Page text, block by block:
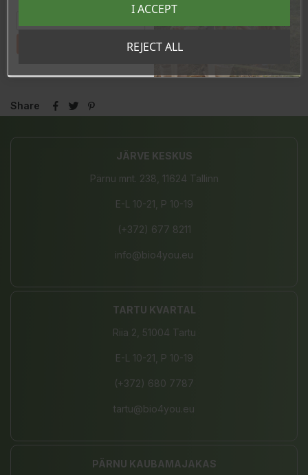
*vuorokautisen saannin vertailuarvosta aikuisille
Valmistettu Saksassa.
Share
JÄRVE KESKUS
Pärnu mnt. 238, 11624 Tallinn
E-L 10-21, P 10-19
(+372) 677 8211
info@bio4you.eu
TARTU KVARTAL
Riia 2, 51004 Tartu
E-L 10-21, P 10-19
(+372) 680 7787
tartu@bio4you.eu
PÄRNU KAUBAMAJAKAS
REJECT ALL
I ACCEPT